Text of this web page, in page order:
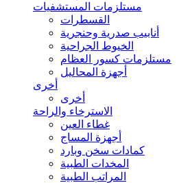
مستلزمات المستشفيات
القسطرات
أنابيب صدرية وحنجرية
الخيوط الجراحية
مستلزمات كسور العظام
أجهزة المحاليل
أخرى
أخرى
الاسترخاء والراحة
غطاء العين
أجهزة المساج
كمادات سخن وبارد
المخدات الطبية
المراتب الطبية